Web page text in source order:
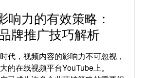
响力的有效策略：
牌推广技巧解析
代，视频内容的影响力不可忽视，
的在线视频平台YouTube上。